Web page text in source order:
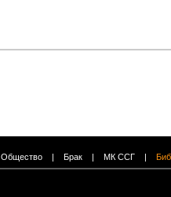
Общество | Брак | МК ССГ |